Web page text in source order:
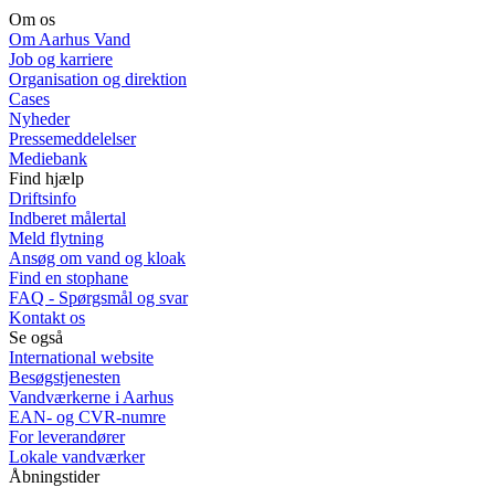
Om os
Om Aarhus Vand
Job og karriere
Organisation og direktion
Cases
Nyheder
Pressemeddelelser
Mediebank
Find hjælp
Driftsinfo
Indberet målertal
Meld flytning
Ansøg om vand og kloak
Find en stophane
FAQ - Spørgsmål og svar
Kontakt os
Se også
International website
Besøgstjenesten
Vandværkerne i Aarhus
EAN- og CVR-numre
For leverandører
Lokale vandværker
Åbningstider